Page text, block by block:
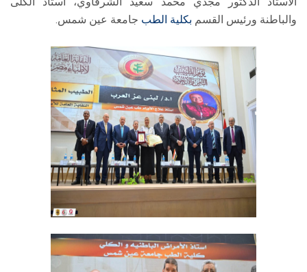
والباطنة ورئيس القسم بكلية الطب جامعة عين شمس.